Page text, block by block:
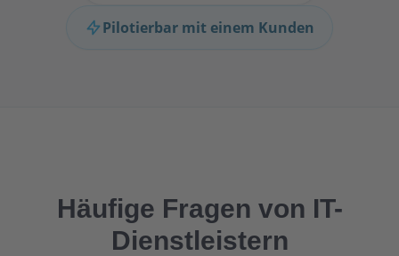
Pilotierbar mit einem Kunden
Häufige Fragen von IT-
Dienstleistern